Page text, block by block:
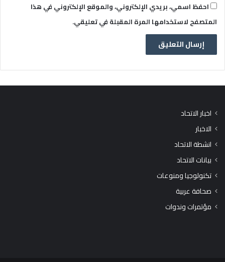
احفظ اسمي، بريدي الإلكتروني، والموقع الإلكتروني في هذا
المتصفح لاستخدامها المرة المقبلة في تعليقي.
اخبار الاتحاد
الاخبار
انشطة الاتحاد
بيانات الاتحاد
تكنولوجيا ومنوعات
صحافة عربية
مؤتمرات وندوات